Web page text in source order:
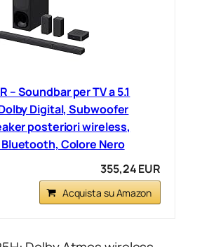
– Soundbar per TV a 5.1
Digital, Subwoofer
posteriori wireless,
Colore Nero
355,24 EUR
Acquista su Amazon